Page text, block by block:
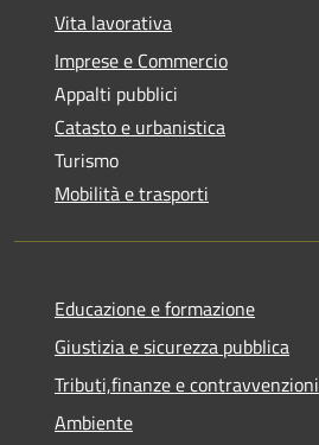
Vita lavorativa
Imprese e Commercio
Appalti pubblici
Catasto e urbanistica
Turismo
Mobilità e trasporti
Educazione e formazione
Giustizia e sicurezza pubblica
Tributi,finanze e contravvenzioni
Ambiente